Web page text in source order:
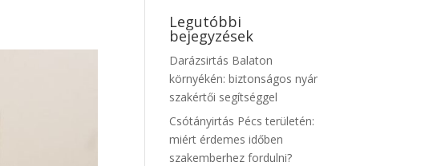
Legutóbbi
bejegyzések
Darázsirtás Balaton
környékén: biztonságos nyár
szakértői segítséggel
Csótányirtás Pécs területén:
miért érdemes időben
szakemberhez fordulni?